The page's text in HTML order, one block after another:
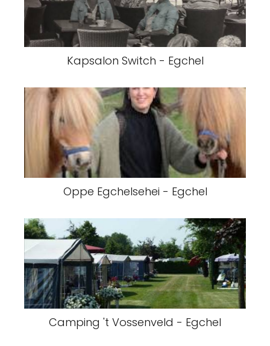
Kapsalon Switch - Egchel
Oppe Egchelsehei - Egchel
Camping 't Vossenveld - Egchel